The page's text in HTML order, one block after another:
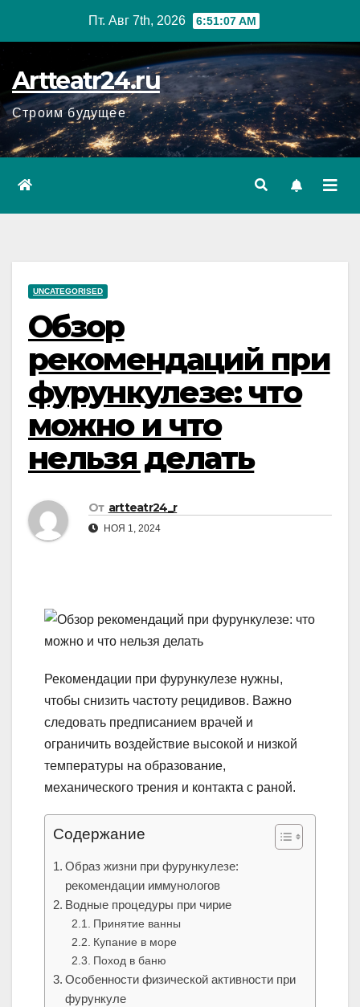
Пт. Авг 7th, 2026 6:51:08 AM
Artteatr24.ru
Строим будущее
UNCATEGORISED
Обзор
рекомендаций при
фурункулезе: что
можно и что
нельзя делать
От artteatr24_r
НОЯ 1, 2024
Рекомендации при фурункулезе нужны,
чтобы снизить частоту рецидивов. Важно
следовать предписанием врачей и
ограничить воздействие высокой и низкой
температуры на образование,
механического трения и контакта с раной.
Содержание
Образ жизни при фурункулезе:
рекомендации иммунологов
Водные процедуры при чирие
Принятие ванны
Купание в море
Поход в баню
Особенности физической активности при
фурункуле